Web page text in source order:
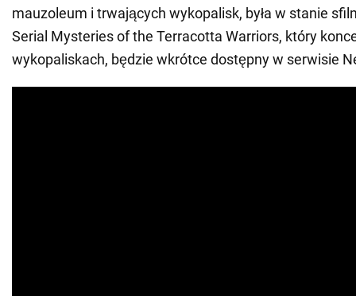
mauzoleum i trwających wykopalisk, była w stanie
Serial Mysteries of the Terracotta Warriors, który
wykopaliskach, będzie wkrótce dostępny w serwisie